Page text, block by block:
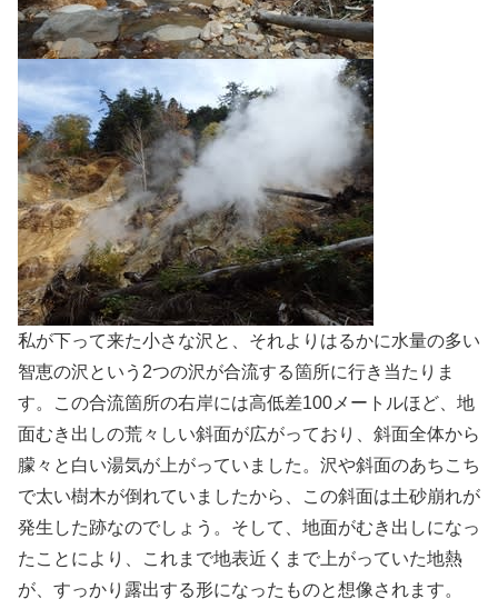
私が下って来た小さな沢と、それよりはるかに水量の多い
智恵の沢という2つの沢が合流する箇所に行き当たりま
す。この合流箇所の右岸には高低差100メートルほど、地
面むき出しの荒々しい斜面が広がっており、斜面全体から
朦々と白い湯気が上がっていました。沢や斜面のあちこち
で太い樹木が倒れていましたから、この斜面は土砂崩れが
発生した跡なのでしょう。そして、地面がむき出しになっ
たことにより、これまで地表近くまで上がっていた地熱
が、すっかり露出する形になったものと想像されます。